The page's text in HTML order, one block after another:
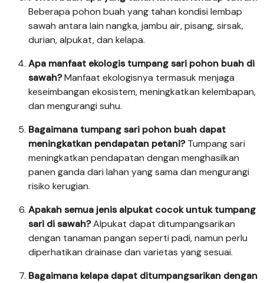
Beberapa pohon buah yang tahan kondisi lembap
sawah antara lain nangka, jambu air, pisang, sirsak,
durian, alpukat, dan kelapa.
Apa manfaat ekologis tumpang sari pohon buah di
sawah?Manfaat ekologisnya termasuk menjaga
keseimbangan ekosistem, meningkatkan kelembapan,
dan mengurangi suhu.
Bagaimana tumpang sari pohon buah dapat
meningkatkan pendapatan petani?Tumpang sari
meningkatkan pendapatan dengan menghasilkan
panen ganda dari lahan yang sama dan mengurangi
risiko kerugian.
Apakah semua jenis alpukat cocok untuk tumpang
sari di sawah?Alpukat dapat ditumpangsarikan
dengan tanaman pangan seperti padi, namun perlu
diperhatikan drainase dan varietas yang sesuai.
Bagaimana kelapa dapat ditumpangsarikan dengan